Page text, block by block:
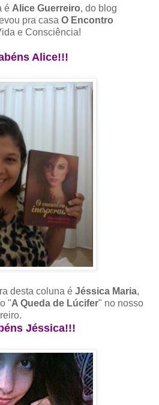
é Alice Guerreiro, do blog
pra casa O Encontro
e Consciência!
Alice!!!
desta coluna é Jéssica Maria,
"A Queda de Lúcifer" no nosso
Jéssica!!!